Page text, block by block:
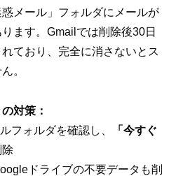
メール」フォルダにメールが
ます。Gmailでは削除後30日
ており、完全に消さないとス
。
対策：
フォルダを確認し、
「今すぐ
ドライブの不要データも削